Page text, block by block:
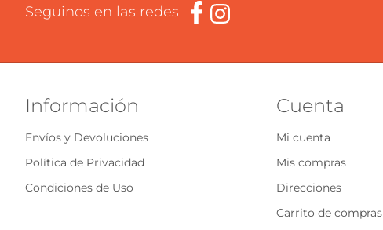
Seguinos en las redes
Información
Envíos y Devoluciones
Política de Privacidad
Condiciones de Uso
Cuenta
Mi cuenta
Mis compras
Direcciones
Carrito de compras